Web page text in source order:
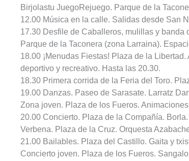
Birjolastu JuegoRejuego. Parque de la
12.00 Música en la calle. Salidas desde San
17.30 Desfile de Caballeros, mulillas y
Parque de la Taconera (zona Larraina).
18.00 ¡Menudas Fiestas! Plaza de la
deportivo y recreativo. Hasta las 20.30.
18.30 Primera corrida de la Feria del Toro.
19.00 Danzas. Paseo de Sarasate. Larratz
Zona joven. Plaza de los Fueros.
20.00 Concierto. Plaza de la Compañía.
Verbena. Plaza de la Cruz. Orquesta
21.00 Bailables. Plaza del Castillo. Gaita y
Concierto joven. Plaza de los Fueros.